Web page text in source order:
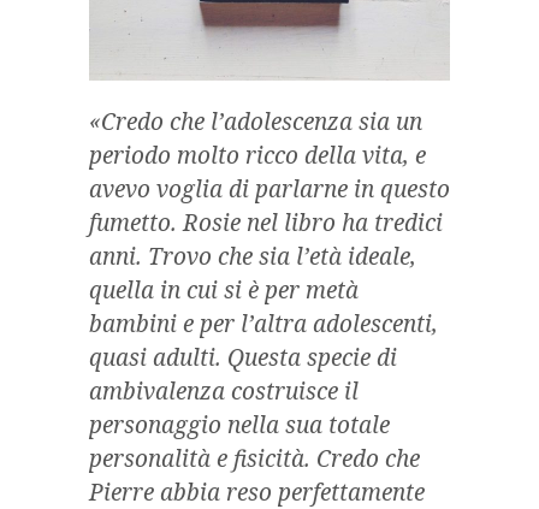
«Credo che l’adolescenza sia un
periodo molto ricco della vita, e
avevo voglia di parlarne in questo
fumetto. Rosie nel libro ha tredici
anni. Trovo che sia l’età ideale,
quella in cui si è per metà
bambini e per l’altra adolescenti,
quasi adulti. Questa specie di
ambivalenza costruisce il
personaggio nella sua totale
personalità e fisicità. Credo che
Pierre abbia reso perfettamente